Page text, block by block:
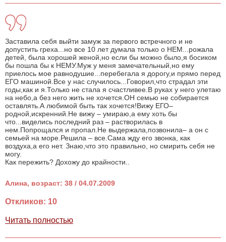
Заставила себя выйти замуж за первого встречного и не
допустить греха...но все 10 лет думала только о НЕМ...рожала
детей, была хорошей женой,но если бы можно было,я босиком
бы пошла бы к НЕМУ.Муж у меня замечательный,но ему
приелось мое равнодушие...перебегала я дорогу,и прямо перед
ЕГО машиной.Все у нас случилось...Говорил,что страдал эти
годы,как и я.Только не стала я счастливее.В руках у него улетаю
на небо,а без него жить не хочется.ОН семью не собирается
оставлять.А любимой быть так хочется!Вижу ЕГО–
родной,искренний.Не вижу – умираю,а ему хоть бы
что...виделись последний раз – растворилась в
нем.Попрощался и пропал.Не выдержала,позвонила– а он с
семьей на море.Решила – все.Сама жду его звонка, как
воздуха,а его нет. Знаю,что это правильно, но смирить себя не
могу.
Как пережить? Дохожу до крайности..
Алина, возраст: 38 / 04.07.2009
Откликов: 10
Читать полностью